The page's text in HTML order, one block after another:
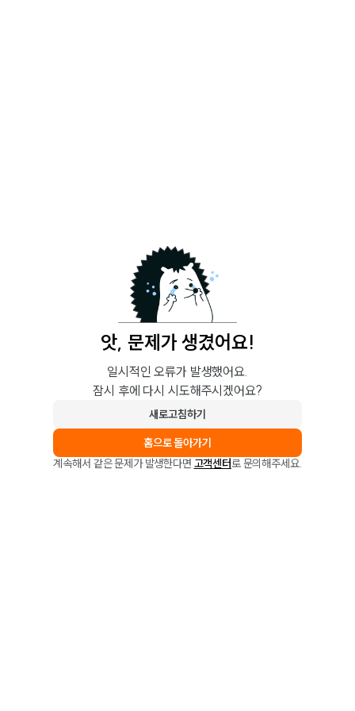
앗, 문제가 생겼어요!
일시적인 오류가 발생했어요.
잠시 후에 다시 시도해주시겠어요?
새로고침하기
홈으로 돌아가기
계속해서 같은 문제가 발생한다면 고객센터로 문의해주세요.